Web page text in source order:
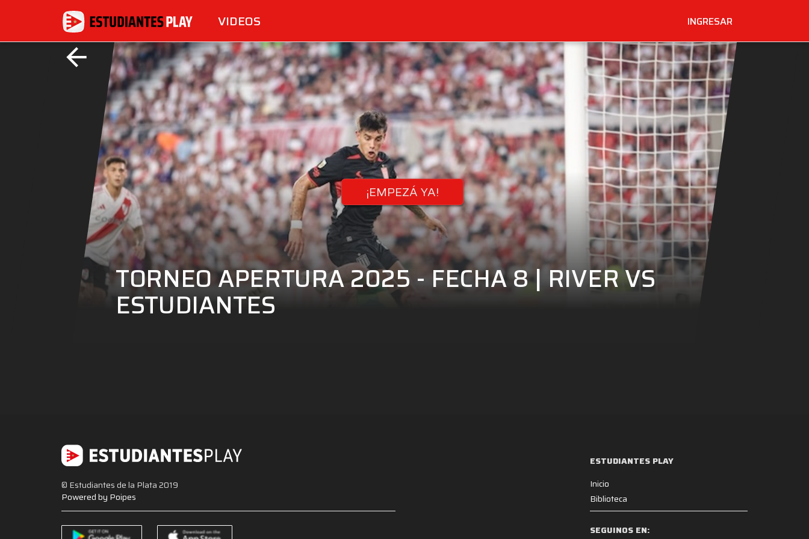
VIDEOS INGRESAR
arrow_back
TORNEO APERTURA 2025 - FECHA 8 | RIVER VS
ESTUDIANTES
¡EMPEZÁ YA!
© Estudiantes de la Plata 2019
Powered by Poipes
ESTUDIANTES PLAY
Inicio
Biblioteca
SEGUINOS EN: